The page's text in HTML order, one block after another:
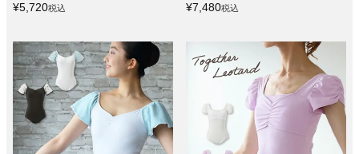
¥5,720税込 ¥7,480税込